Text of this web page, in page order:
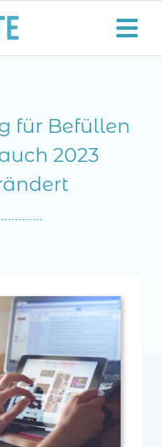
Anmeldung
heute.de
für Befüllen
2023